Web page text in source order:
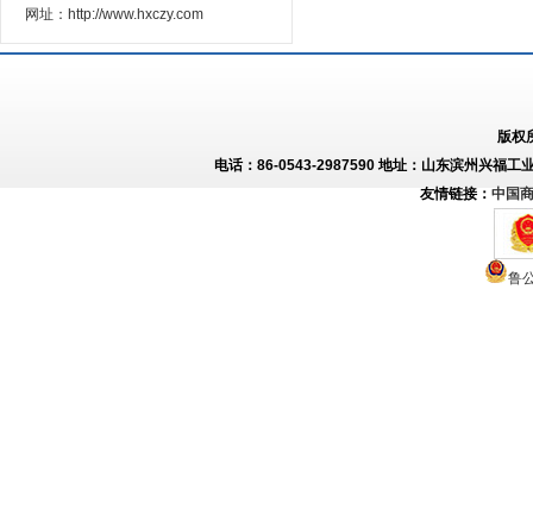
网址：http://www.hxczy.com
版权
电话：86-0543-2987590 地址：山东滨州兴福工
友情链接： 中国
鲁